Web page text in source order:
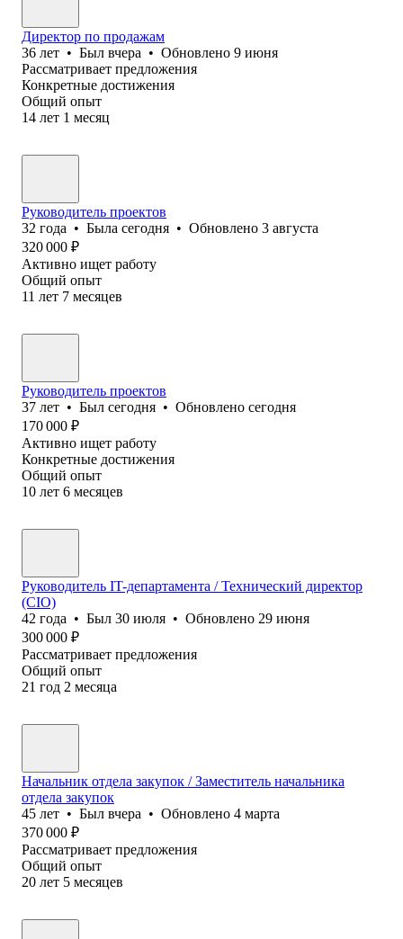
Директор по продажам
36 лет • Был вчера • Обновлено 9 июня
Рассматривает предложения
Конкретные достижения
Общий опыт
14 лет 1 месяц
Руководитель проектов
32 года • Была сегодня • Обновлено 3 августа
320 000 ₽
Активно ищет работу
Общий опыт
11 лет 7 месяцев
Руководитель проектов
37 лет • Был сегодня • Обновлено сегодня
170 000 ₽
Активно ищет работу
Конкретные достижения
Общий опыт
10 лет 6 месяцев
Руководитель IT-департамента / Технический директор
(CIO)
42 года • Был 30 июля • Обновлено 29 июня
300 000 ₽
Рассматривает предложения
Общий опыт
21 год 2 месяца
Начальник отдела закупок / Заместитель начальника
отдела закупок
45 лет • Был вчера • Обновлено 4 марта
370 000 ₽
Рассматривает предложения
Общий опыт
20 лет 5 месяцев